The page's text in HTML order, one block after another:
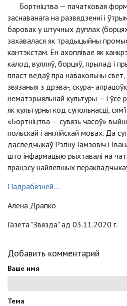
Бортнiцтва — пачатковая форма
заснаванага на развядзеннi i
баровак у штучных дуплах
захавалася як традыцыйны
кантэкстам. Ён ахоплiвае як
калод, вулляў, борцяў, прылад i
пласт ведаў пра навакольны
звязаныя з дрэва-, скура-
нематэрыяльнай культуры — i ўсё
як культурны код супольнасцi,
«Бортнiцтва — сувязь часоў»
польскай i англiйскай мовах. Да
даследчыкаў Рэгiну Гамзовiч i
што iнфармацыю рыхтавалi на
працэсу найлепшых
Падрабязней...
Алена Драпко
Газета "Звязда" ад 03.11.2020 г.
Добавить комментарий
Ваше имя
Тема